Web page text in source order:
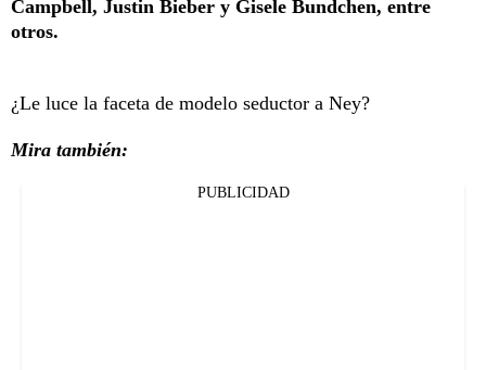
Campbell, Justin Bieber y Gisele Bundchen, entre
otros.
¿Le luce la faceta de modelo seductor a Ney?
Mira también:
PUBLICIDAD